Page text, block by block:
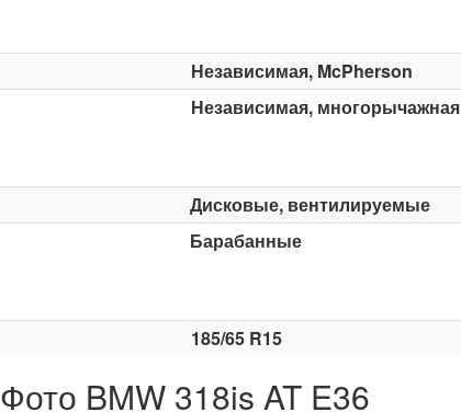
Независимая, McPherson
Независимая, многорычажная
Дисковые, вентилируемые
Барабанные
185/65 R15
Фото BMW 318is AT E36